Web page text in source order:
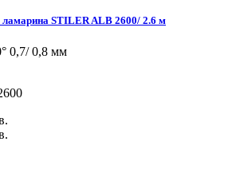
STILER ALB 2600/ 2.6 м
0,7/ 0,8 мм